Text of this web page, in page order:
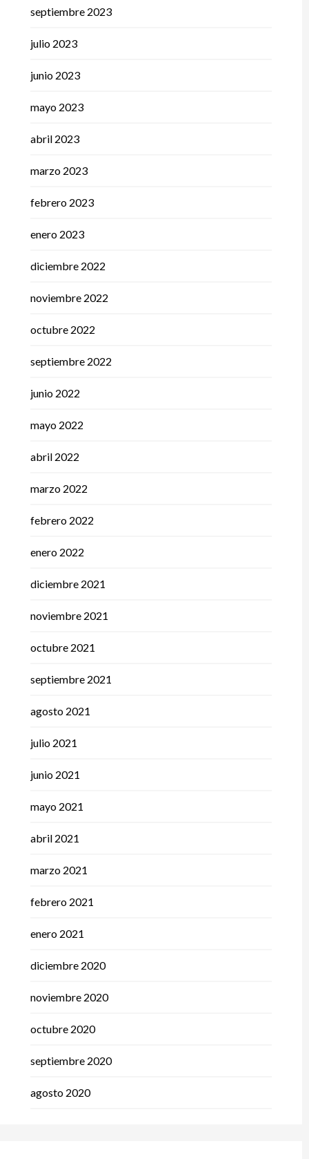
septiembre 2023
julio 2023
junio 2023
mayo 2023
abril 2023
marzo 2023
febrero 2023
enero 2023
diciembre 2022
noviembre 2022
octubre 2022
septiembre 2022
junio 2022
mayo 2022
abril 2022
marzo 2022
febrero 2022
enero 2022
diciembre 2021
noviembre 2021
octubre 2021
septiembre 2021
agosto 2021
julio 2021
junio 2021
mayo 2021
abril 2021
marzo 2021
febrero 2021
enero 2021
diciembre 2020
noviembre 2020
octubre 2020
septiembre 2020
agosto 2020